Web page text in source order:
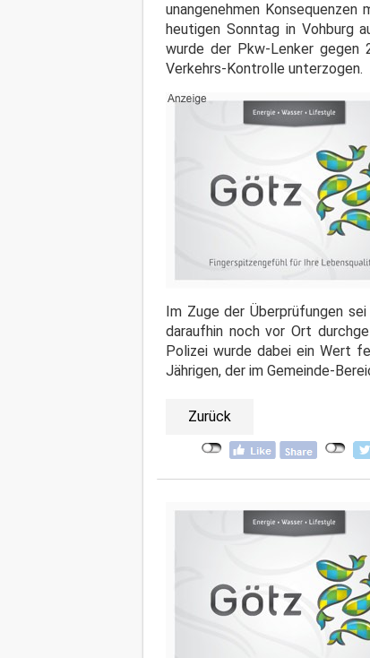
unangenehmen
heutigen Sonntag in Vohburg
wurde der Pkw-Lenker gegen
Verkehrs-Kontrolle unterzogen.
Im Zuge der Überprüfungen
daraufhin noch vor Ort
Polizei wurde dabei ein Wert
Jährigen, der im Gemeinde-
Zurück